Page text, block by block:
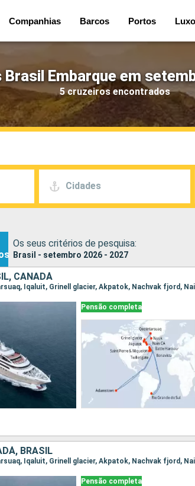
Companhias Barcos Portos Luxo
Embarque em
5 cruzeiros encontrados
Cidades
Os seus critérios de pesquisa:
Brasil - setembro 2026 - 2027
CANADÁ
Pensão completa
BRASIL
Pensão completa